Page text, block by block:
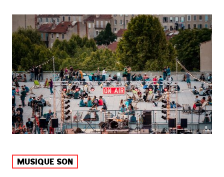
MUSIQUE SON